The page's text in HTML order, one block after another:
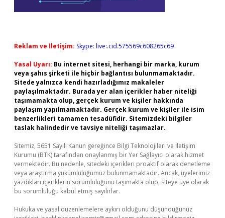
Reklam ve İletişim: Skype: live:.cid.575569c608265c69
Yasal Uyarı: Bu internet sitesi, herhangi bir marka, kurum
veya şahıs şirketi ile hiçbir bağlantısı bulunmamaktadır.
Sitede yalnızca kendi hazırladığımız makaleler
paylaşılmaktadır. Burada yer alan içerikler haber niteliği
taşımamakta olup, gerçek kurum ve kişiler hakkında
paylaşım yapılmamaktadır. Gerçek kurum ve kişiler ile isim
benzerlikleri tamamen tesadüfidir. Sitemizdeki bilgiler
taslak halindedir ve tavsiye niteliği taşımazlar.
Sitemiz, 5651 Sayılı Kanun gereğince Bilgi Teknolojileri ve İletişim
Kurumu (BTK) tarafından onaylanmış bir Yer Sağlayıcı olarak hizmet
vermektedir. Bu nedenle, sitedeki içerikleri proaktif olarak denetleme
veya araştırma yükümlülüğümüz bulunmamaktadır. Ancak, üyelerimiz
yazdıkları içeriklerin sorumluluğunu taşımakta olup, siteye üye olarak
bu sorumluluğu kabul etmiş sayılırlar.
Hukuka ve yasal düzenlemelere aykırı olduğunu düşündüğünüz